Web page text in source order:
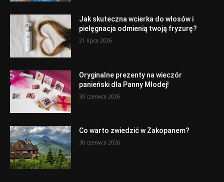
Jak skuteczna wcierka do włosów i
pielęgnacja odmienią twoją fryzurę?
21 lipca 2026
Oryginalne prezenty na wieczór
panieński dla Panny Młodej!
30 czerwca 2026
Co warto zwiedzić w Zakopanem?
30 czerwca 2026